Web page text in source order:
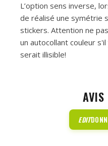
L’option sens inverse,
de réalisé une symétrie
stickers. Attention ne
un autocollant couleur
serait illisible!
AVIS
EDIT